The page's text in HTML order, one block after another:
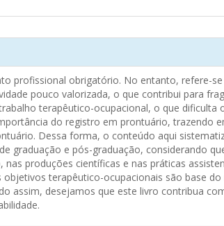
profissional obrigatório. No entanto, refere-
pouco valorizada, o que contribui para
terapêutico-ocupacional, o que dificulta
do registro em prontuário, trazendo
Dessa forma, o conteúdo aqui
graduação e pós-graduação, considerando
produções científicas e nas práticas
terapêutico-ocupacionais são base do
assim, desejamos que este livro contribua